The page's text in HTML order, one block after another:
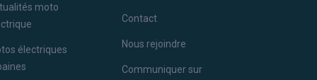
moto
électriques
Contact
Nous rejoindre
Communiquer sur